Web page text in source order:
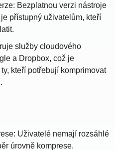
Bezplatnou verzi nástroje
přístupný uživatelům, kteří
služby cloudového
a Dropbox, což je
kteří potřebují komprimovat
Uživatelé nemají rozsáhlé
úrovně komprese.